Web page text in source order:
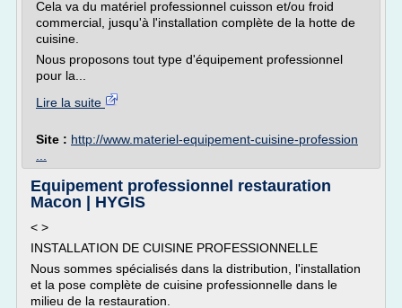
Cela va du matériel professionnel cuisson et/ou froid
commercial, jusqu'à l'installation complète de la hotte de
cuisine.
Nous proposons tout type d'équipement professionnel
pour la...
Lire la suite
Site : http://www.materiel-equipement-cuisine-profession
Equipement professionnel restauration
Macon | HYGIS
< >
INSTALLATION DE CUISINE PROFESSIONNELLE
Nous sommes spécialisés dans la distribution, l'installation
et la pose complète de cuisine professionnelle dans le
milieu de la restauration.